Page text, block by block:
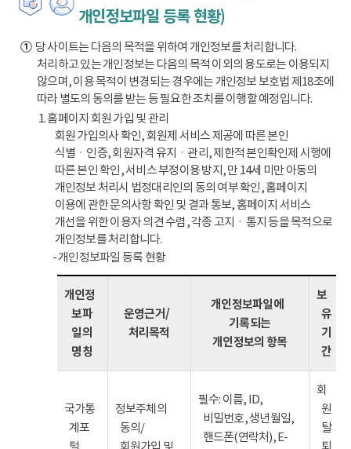
개인정보파일 등록 현황)
①당 사이트는 다음의 목적을 위하여 개인정보를 처리합니다.
처리하고 있는 개인정보는 다음의 목적 이외의 용도로는 이용되지
않으며, 이용 목적이 변경되는 경우에는 개인정보 보호법 제18조에
따라 별도의 동의를 받는 등 필요한 조치를 이행할 예정입니다.
1. 홈페이지 회원 가입 및 관리
회원 가입의사 확인, 회원제 서비스 제공에 따른 본인
식별ㆍ인증, 회원자격 유지ㆍ관리, 제한적 본인확인제 시행에
따른 본인 확인, 서비스 부정이용 방지, 만 14세 미만 아동의
개인정보 처리시 법정대리인의 동의 여부 확인, 홈페이지
이용에 관한 문의사항 확인 및 결과 통보, 홈페이지 서비스
개선을 위한 이용자 의견 수렴, 각종 고지ㆍ통지 등을 목적으로
개인정보를 처리합니다.
- 개인정보파일 등록 현황
개인정
보파
일의
명칭
운영근거/
처리목적
개인정보파일에
기록되는
개인정보의 항목
보
유
기
간
국가통
계포
털
정보주체의
동의/
회원가입 및
필수: 이름, ID,
비밀번호, 생년월일,
핸드폰(연락처), E-
회
원
탈
퇴